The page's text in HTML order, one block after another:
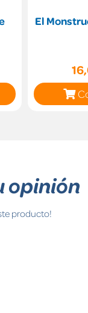
El
opinión
producto!